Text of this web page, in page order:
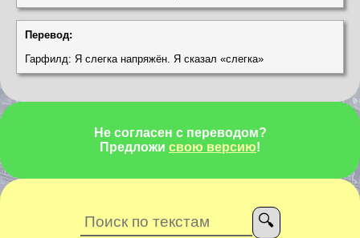
Перевод:
Гарфилд: Я слегка напряжён. Я сказал «слегка»
Не согласен с переводом?
Предложи свою версию!